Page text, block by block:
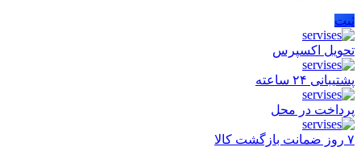
ثبت
تحویل اکسپرس
پشتیبانی ۲۴ ساعته
پرداخت در محل
۷ روز ضمانت بازگشت کالا